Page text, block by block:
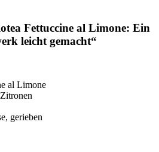
Fettuccine al Limone: Ein
leicht gemacht“
al Limone
gerieben